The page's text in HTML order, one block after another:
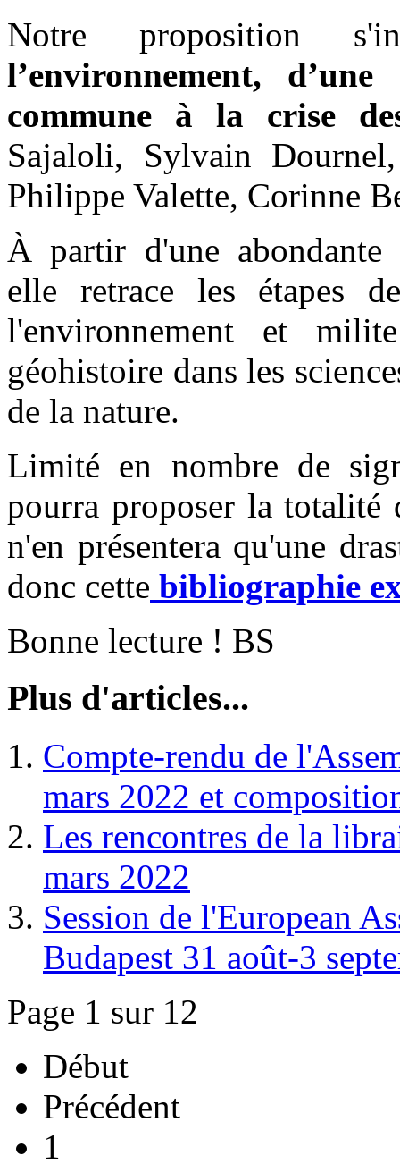
Notre proposition
l’environnement,
commune à la crise
Sajaloli, Sylvain
Philippe Valette, Corinne
À partir d'une
elle retrace les étapes
l'environnement et
géohistoire dans les
de la nature.
Limité en nombre de
pourra proposer la totalité
n'en présentera qu'une
donc cette bibliographie
Bonne lecture ! BS
Plus d'articles...
Compte-rendu de
mars 2022 et
Les rencontres de la
mars 2022
Session de l'European
Budapest 31 août-3
Page 1 sur 12
Début
Précédent
1